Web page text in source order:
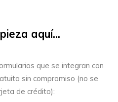
aquí...
que se integran con
sin compromiso (no se
de crédito):